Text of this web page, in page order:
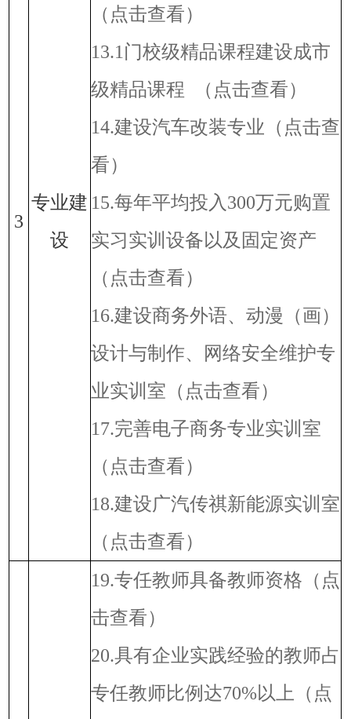
3
专业建
设
（点击查看）
13.1门校级精品课程建设成市
级精品课程
（点击查看）
14.建设汽车改装专业 （点击查
看）
15.每年平均投入300万元购置
实习实训设备以及固定资产
（点击查看）
16.建设商务外语、动漫（画）
设计与制作、网络安全维护专
业实训室 （点击查看）
17.完善电子商务专业实训室
（点击查看）
18.建设广汽传祺新能源实训室
（点击查看）
19.专任教师具备教师资格 （点
击查看）
20.具有企业实践经验的教师占
专任教师比例达70%以上
（点